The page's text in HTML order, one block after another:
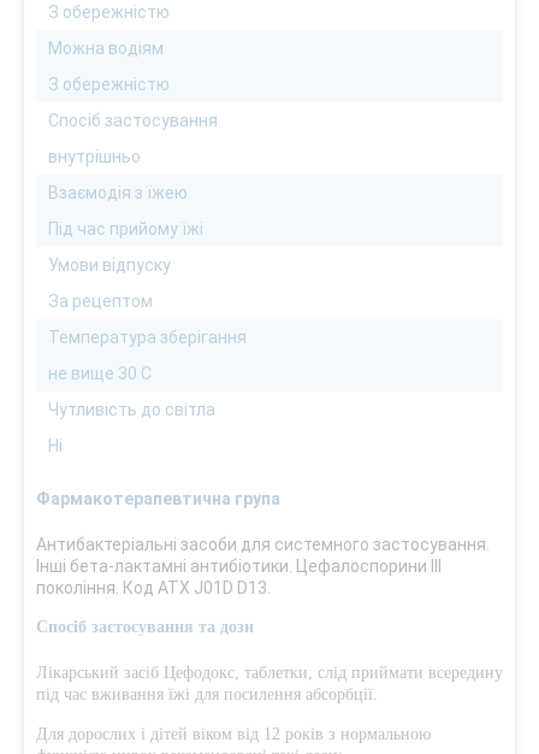
З обережністю
Можна водіям
З обережністю
Спосіб застосування
внутрішньо
Взаємодія з їжею
Під час прийому їжі
Умови відпуску
За рецептом
Температура зберігання
не вище 30 С
Чутливість до світла
Ні
Фармакотерапевтична група
Антибактеріальні засоби для системного застосування.
Інші бета-лактамні антибіотики. Цефалоспорини ІІІ
покоління. Код АТХ J01D D13.
Спосіб застосування та дози
Лікарський засіб Цефодокс, таблетки, слід приймати всередину
під час вживання їжі для посилення абсорбції.
Для дорослих і дітей віком від 12 років з нормальною